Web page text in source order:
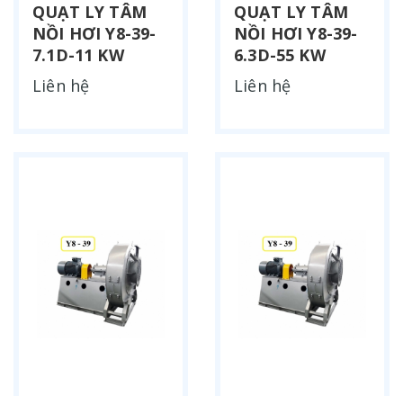
QUẠT LY TÂM
NỒI HƠI Y8-39-
7.1D-11 KW
Liên hệ
QUẠT LY TÂM
NỒI HƠI Y8-39-
6.3D-55 KW
Liên hệ